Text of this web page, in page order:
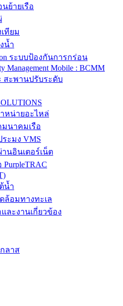
ย้ายเรือ
ทียม
น้ำ
ระบบป้องกันการกร่อน
Management Mobile : BCMM
สะพานปรับระดับ
หน่ายอะไหล่
มนาคมเรือ
ะมง VMS
นอินเตอร์เน็ต
น้ำ
ล้อมทางทะเล
ละงานเกี่ยวข้อง
กลาส